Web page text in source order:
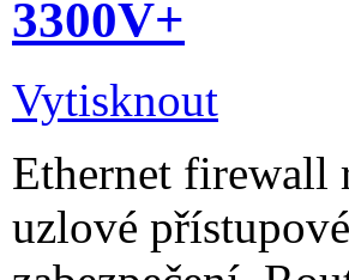
3300V+
Vytisknout
Ethernet firewall
uzlové